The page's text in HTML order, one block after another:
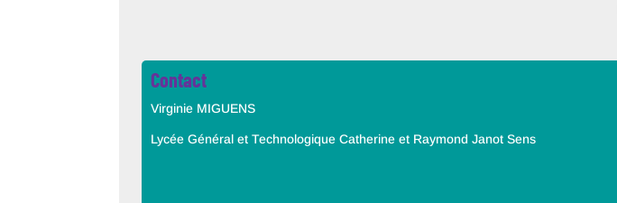
Contact
Virginie MIGUENS
Lycée Général et Technologique Catherine et Raymond Janot Sens